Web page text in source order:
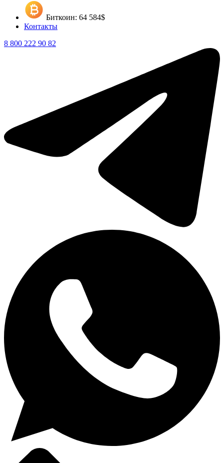
Биткоин: 64 584$
Контакты
8 800 222 90 82